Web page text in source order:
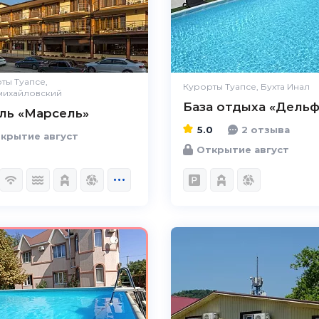
Туапсе,
«Марсель»
август
Курорты Туапсе, Бухта Инал
База отдыха
5.0
2 отзыва
Открытие август
Расположение Великолепно